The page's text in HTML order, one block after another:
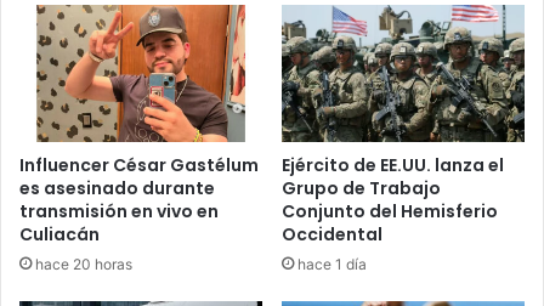
Aunque el asunto no escaló a mayores, el caso ha
despertado interés y generado debate sobre el uso
adecuado del sistema penal para resolver conflictos
personales y domésticos.
Influencer César Gastélum
es asesinado durante
transmisión en vivo en
Culiacán
hace 20 horas
Ejército de EE.UU. lanza el
Grupo de Trabajo
Conjunto del Hemisferio
Occidental
hace 1 día